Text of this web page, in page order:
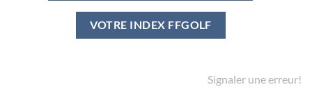
VOTRE INDEX FFGOLF
Signaler une erreur!